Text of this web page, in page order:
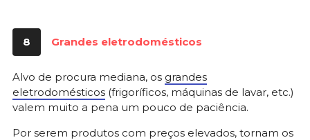
8 Grandes eletrodomésticos
Alvo de procura mediana, os grandes
eletrodomésticos (frigoríficos, máquinas de lavar, etc.)
valem muito a pena um pouco de paciência.
Por serem produtos com preços elevados, tornam os